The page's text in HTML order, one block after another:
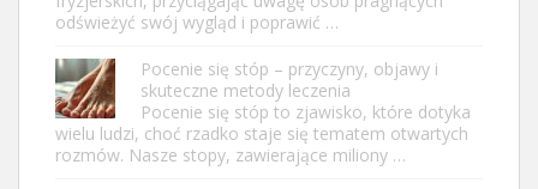
odświeżyć swój wygląd i poprawić …
Pocenie się stóp – przyczyny, objawy i
skuteczne metody leczenia
Pocenie się stóp to zjawisko, które dotyka
wielu ludzi, choć rzadko staje się tematem otwartych
rozmów. Nasze stopy, zawierające miliony …